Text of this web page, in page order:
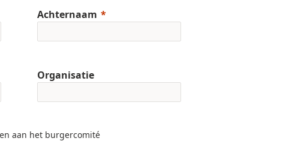
Achternaam
Organisatie
aan het burgercomité